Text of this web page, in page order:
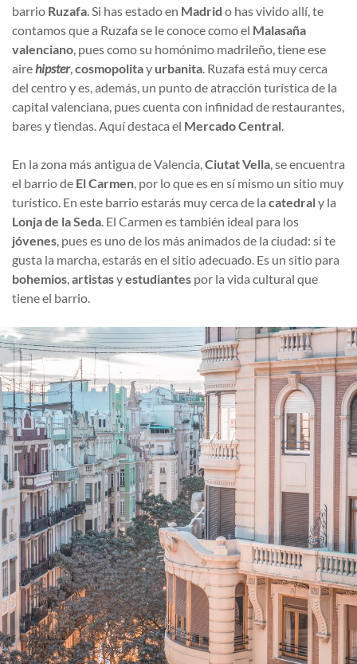
barrio Ruzafa . Si has estado en Madrid o has vivido allí, te
contamos que a Ruzafa se le conoce como el Malasaña
valenciano , pues como su homónimo madrileño, tiene ese
aire hipster, cosmopolitay urbanita . Ruzafa está muy cerca
del centro y es, además, un punto de atracción turística de la
capital valenciana, pues cuenta con infinidad de restaurantes,
bares y tiendas. Aquí destaca el Mercado Central
En la zona más antigua de Valencia, Ciutat Vella , se encuentra
el barrio de El Carmen , por lo que es en sí mismo un sitio muy
turístico. En este barrio estarás muy cerca de la catedraly la
Lonja de la Seda . El Carmen es también ideal para los
jóvenes , pues es uno de los más animados de la ciudad: si te
gusta la marcha, estarás en el sitio adecuado. Es un sitio para
bohemios artistasyestudiantes por la vida cultural que
tiene el barrio.